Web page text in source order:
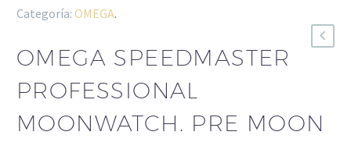
Categoría: OMEGA.
OMEGA SPEEDMASTER
PROFESSIONAL
MOONWATCH. PRE MOON